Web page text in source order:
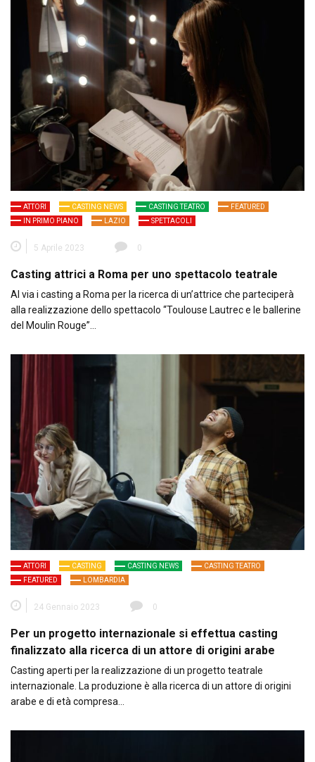
ATTORI CASTING NEWS CASTING TEATRO
FEATURED
IN PRIMO PIANO
LAZIO SPETTACOLI
5 Aprile 2023 0
Casting attrici a Roma per uno spettacolo teatrale
Al via i casting a Roma per la ricerca di un’attrice che parteciperà
alla realizzazione dello spettacolo “Toulouse Lautrec e le ballerine
del Moulin Rouge”…
ATTORI CASTING CASTING NEWS
CASTING TEATRO
FEATURED
LOMBARDIA
24 Gennaio 2023 0
Per un progetto internazionale si effettua casting
finalizzato alla ricerca di un attore di origini arabe
Casting aperti per la realizzazione di un progetto teatrale
internazionale. La produzione è alla ricerca di un attore di origini
arabe e di età compresa…